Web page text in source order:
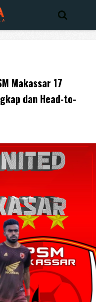
Makassar 17
dan Head-to-